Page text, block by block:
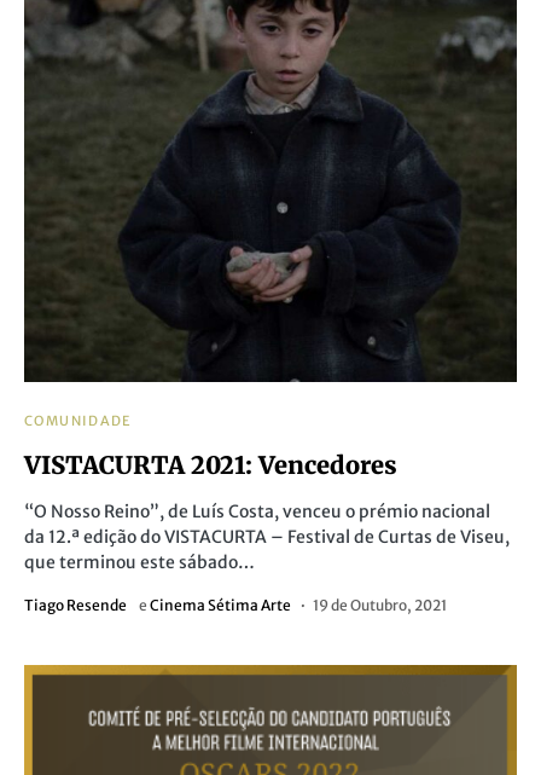
COMUNIDADE
VISTACURTA 2021: Vencedores
“O Nosso Reino”, de Luís Costa, venceu o prémio nacional
da 12.ª edição do VISTACURTA – Festival de Curtas de Viseu,
que terminou este sábado…
Tiago Resende e Cinema Sétima Arte 19 de Outubro, 2021